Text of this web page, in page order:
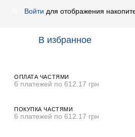
Войти для отображения
В избранное
ОПЛАТА ЧАСТЯМИ
6 платежей по 612.17 грн
ПОКУПКА ЧАСТЯМИ
6 платежей по 612.17 грн